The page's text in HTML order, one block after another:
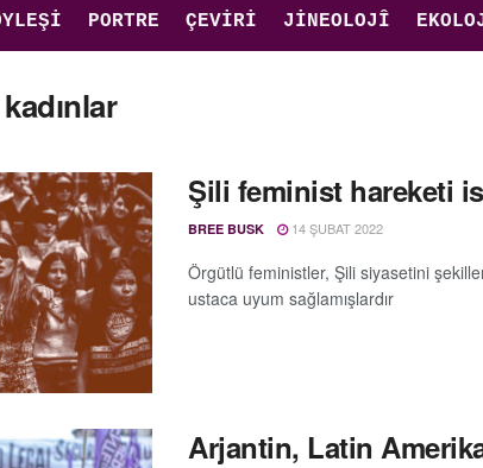
PORTRE ÇEVIRI JINEOLOJÎ
Şili feminist hareketi
BREE BUSK 14 ŞUBAT 2022
Örgütlü feministler, Şili siyasetini
ustaca uyum sağlamışlardır
Arjantin, Latin